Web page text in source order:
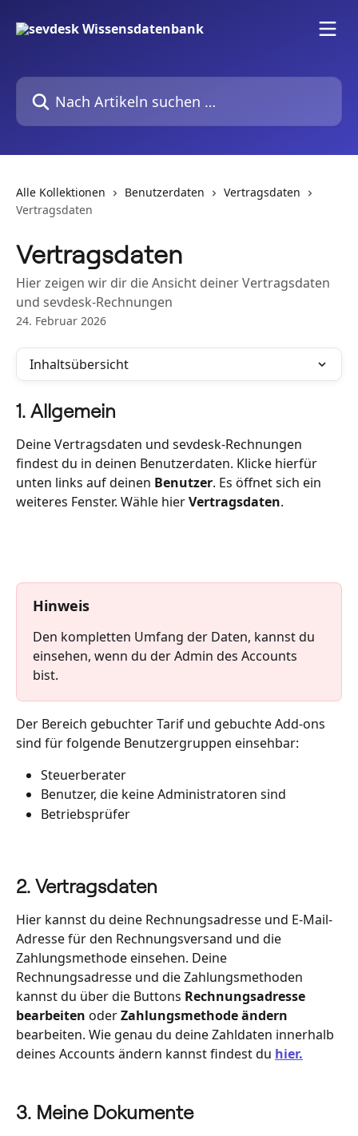
Nach Artikeln suchen …
Alle Kollektionen Benutzerdaten
Vertragsdaten
Vertragsdaten
Vertragsdaten
Hier zeigen wir dir die Ansicht deiner Vertragsdaten
und sevdesk-Rechnungen
24. Februar 2026
Inhaltsübersicht
1. Allgemein
Deine Vertragsdaten und sevdesk-Rechnungen
findest du in deinen Benutzerdaten. Klicke hierfür
unten links auf deinen Benutzer. Es öffnet sich ein
weiteres Fenster. Wähle hier Vertragsdaten.
Hinweis
Den kompletten Umfang der Daten, kannst du
einsehen, wenn du der Admin des Accounts
bist.
Der Bereich gebuchter Tarif und gebuchte Add-ons
sind für folgende Benutzergruppen einsehbar:
Steuerberater
Benutzer, die keine Administratoren sind
Betriebsprüfer
2. Vertragsdaten
Hier kannst du deine Rechnungsadresse und E-Mail-
Adresse für den Rechnungsversand und die
Zahlungsmethode einsehen. Deine
Rechnungsadresse und die Zahlungsmethoden
kannst du über die Buttons Rechnungsadresse
bearbeiten oder Zahlungsmethode ändern
bearbeiten. Wie genau du deine Zahldaten innerhalb
deines Accounts ändern kannst findest du hier.
3. Meine Dokumente